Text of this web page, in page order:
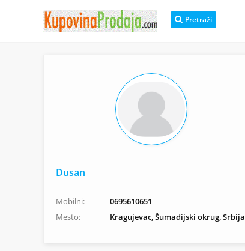
Pretraži
Dusan
Mobilni:
0695610651
Mesto:
Kragujevac, Šumadijski okrug, Srbija